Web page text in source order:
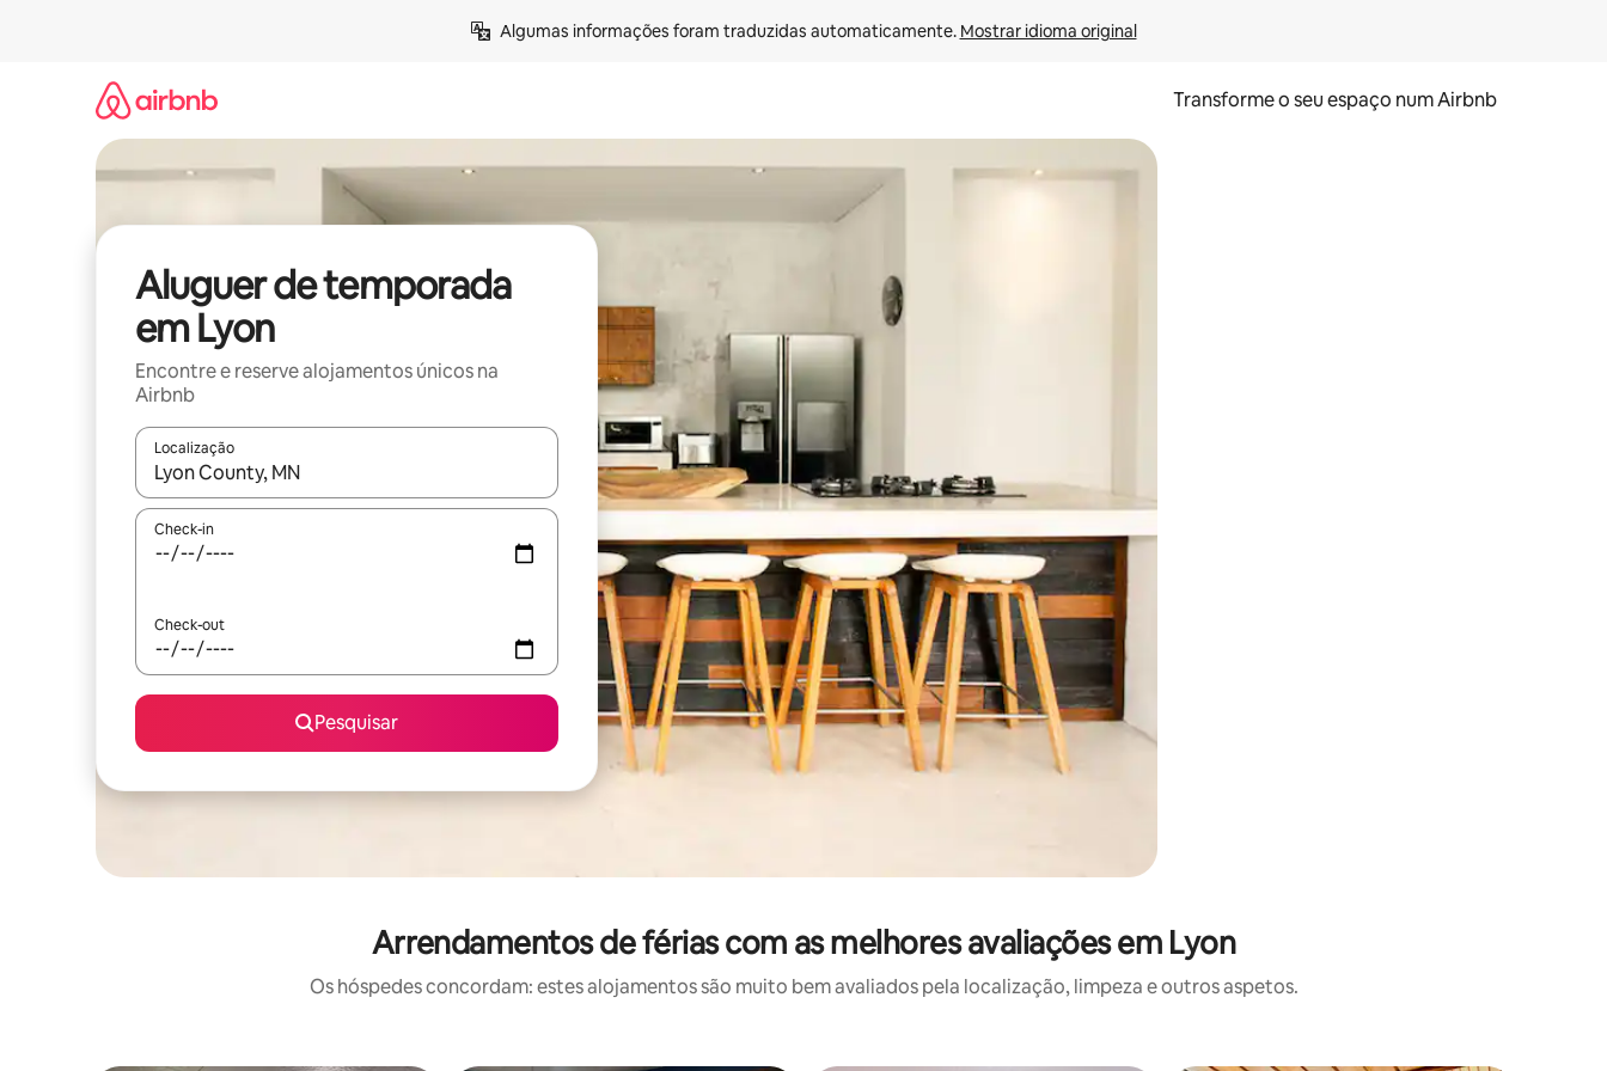
Algumas informações foram traduzidas automaticamente. Mostrar idioma original
Transforme o seu espaço num Airbnb
Aluguer de temporada
em Lyon
Encontre e reserve alojamentos únicos na
Airbnb
Localização
Quando os resultados estiverem disponíveis, navegue com as teclas de seta para cima e para baixo ou explore com gestos de toque ou deslize.
Check-in
Check-out
Pesquisar
Arrendamentos de férias com as melhores avaliações em Lyon
Os hóspedes concordam: estes alojamentos são muito bem avaliados pela localização, limpeza e outros aspetos.